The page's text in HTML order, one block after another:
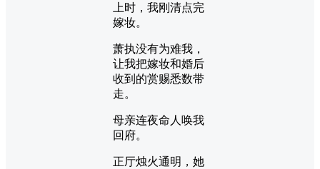
上时，我刚清点完
嫁妆。
萧执没有为难我，
让我把嫁妆和婚后
收到的赏赐悉数带
走。
母亲连夜命人唤我
回府。
正厅烛火通明，她